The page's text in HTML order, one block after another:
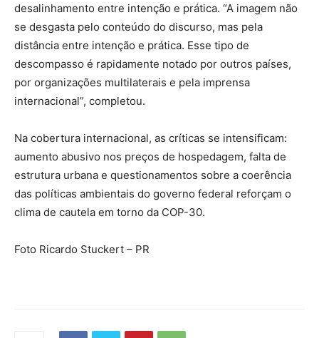
desalinhamento entre intenção e prática. “A imagem não
se desgasta pelo conteúdo do discurso, mas pela
distância entre intenção e prática. Esse tipo de
descompasso é rapidamente notado por outros países,
por organizações multilaterais e pela imprensa
internacional”, completou.
Na cobertura internacional, as críticas se intensificam:
aumento abusivo nos preços de hospedagem, falta de
estrutura urbana e questionamentos sobre a coerência
das políticas ambientais do governo federal reforçam o
clima de cautela em torno da COP-30.
Foto Ricardo Stuckert – PR